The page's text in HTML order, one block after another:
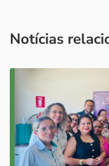
Notícias